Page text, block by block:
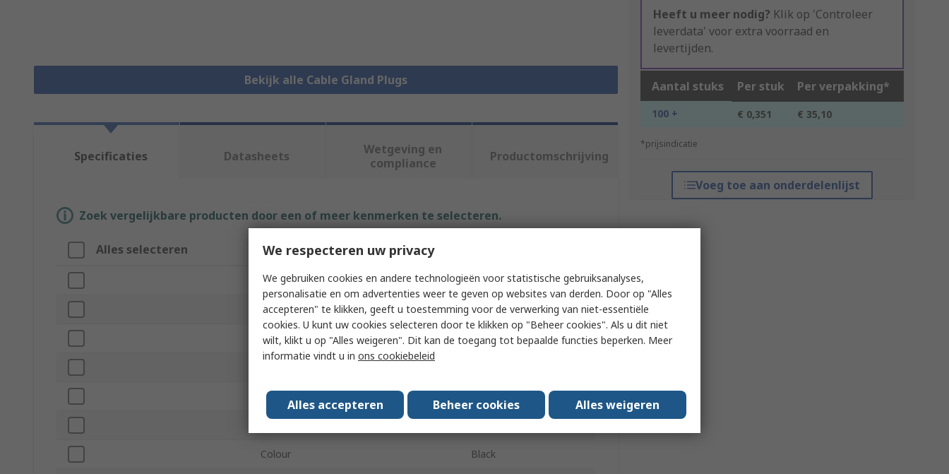
Bekijk alle Cable Gland Plugs
Heeft u meer nodig? Klik op 'Controleer
leverdata' voor extra voorraad en
levertijden.
Aantal stuks Per stuk Per verpakking*
100 + € 0,351 € 35,10
*prijsindicatie
Voeg toe aan onderdelenlijst
Specificaties Datasheets
Wetgeving en
compliance
Productomschrijving
Zoek vergelijkbare producten door een of meer kenmerken te selecteren.
Alles selecteren Attribuut
Merk RS PRO
Threaded No
Product Type Cable Gland Plug
Material
Colour Black
We respecteren uw privacy
We gebruiken cookies en andere technologieën voor statistische gebruiksanalyses,
personalisatie en om advertenties weer te geven op websites van derden. Door op "Alles
accepteren" te klikken, geeft u toestemming voor de verwerking van niet-essentiële
cookies. U kunt uw cookies selecteren door te klikken op "Beheer cookies". Als u dit niet
wilt, klikt u op "Alles weigeren". Dit kan de toegang tot bepaalde functies beperken. Meer
informatie vindt u in ons cookiebeleid
Alles accepteren Beheer cookies Alles weigeren